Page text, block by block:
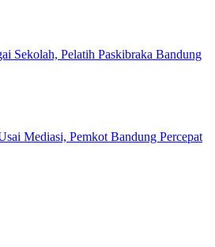
Sekolah, Pelatih Paskibraka Bandung
Mediasi, Pemkot Bandung Percepat